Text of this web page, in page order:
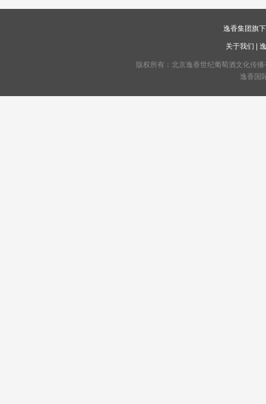
逸香集团旗
关于我们
版权所有：北京逸香世纪葡萄酒文化传
逸香国